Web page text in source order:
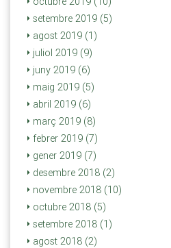
setembre 2019 (5)
agost 2019 (1)
juliol 2019 (9)
juny 2019 (6)
maig 2019 (5)
abril 2019 (6)
març 2019 (8)
febrer 2019 (7)
gener 2019 (7)
desembre 2018 (2)
novembre 2018 (10)
octubre 2018 (5)
setembre 2018 (1)
agost 2018 (2)